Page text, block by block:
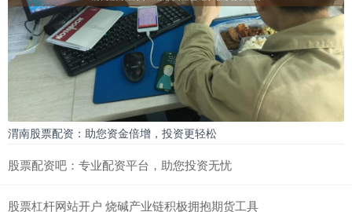
渭南股票配资：助您资金倍增，投资更轻松
股票配资吧：专业配资平台，助您投资无忧
股票杠杆网站开户 烧碱产业链积极拥抱期货工具